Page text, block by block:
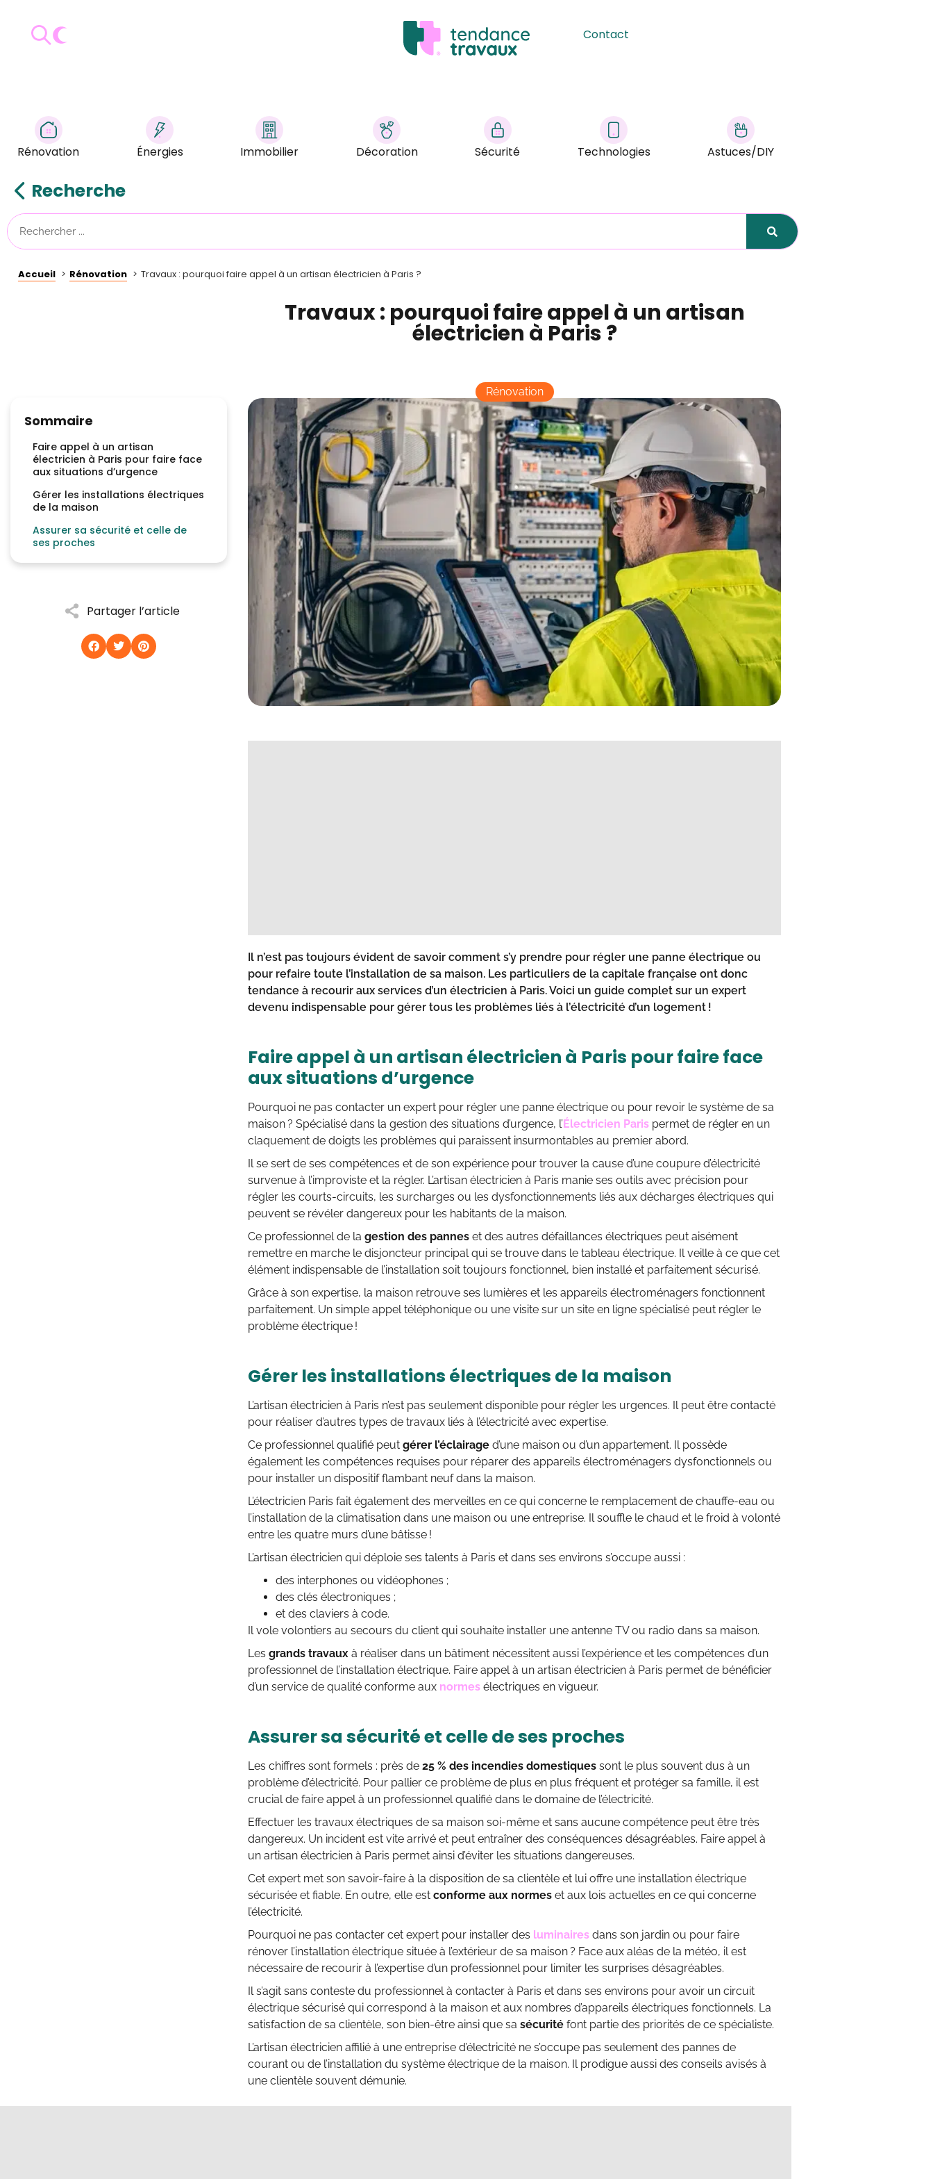
Contact
Rénovation Énergies Immobilier Décoration Sécurité Technologies Astuces/DIY
Recherche
Accueil Rénovation Travaux : pourquoi faire appel à un artisan électricien à Paris ?
Sommaire
Faire appel à un artisan
électricien à Paris pour faire face
aux situations d’urgence
Gérer les installations électriques
de la maison
Assurer sa sécurité et celle de
ses proches
Partager l’article
Travaux : pourquoi faire appel à un artisan
électricien à Paris ?
Rénovation
Il n’est pas toujours évident de savoir comment s’y prendre pour régler une panne électrique ou
pour refaire toute l’installation de sa maison. Les particuliers de la capitale française ont donc
tendance à recourir aux services d’un électricien à Paris. Voici un guide complet sur un expert
devenu indispensable pour gérer tous les problèmes liés à l’électricité d’un logement !
Faire appel à un artisan électricien à Paris pour faire face
aux situations d’urgence
Pourquoi ne pas contacter un expert pour régler une panne électrique ou pour revoir le système de sa
maison ? Spécialisé dans la gestion des situations d’urgence, l’Électricien Paris permet de régler en un
claquement de doigts les problèmes qui paraissent insurmontables au premier abord.
Il se sert de ses compétences et de son expérience pour trouver la cause d’une coupure d’électricité
survenue à l’improviste et la régler. L’artisan électricien à Paris manie ses outils avec précision pour
régler les courts-circuits, les surcharges ou les dysfonctionnements liés aux décharges électriques qui
peuvent se révéler dangereux pour les habitants de la maison.
Ce professionnel de la gestion des pannes et des autres défaillances électriques peut aisément
remettre en marche le disjoncteur principal qui se trouve dans le tableau électrique. Il veille à ce que cet
élément indispensable de l’installation soit toujours fonctionnel, bien installé et parfaitement sécurisé.
Grâce à son expertise, la maison retrouve ses lumières et les appareils électroménagers fonctionnent
parfaitement. Un simple appel téléphonique ou une visite sur un site en ligne spécialisé peut régler le
problème électrique !
Gérer les installations électriques de la maison
L’artisan électricien à Paris n’est pas seulement disponible pour régler les urgences. Il peut être contacté
pour réaliser d’autres types de travaux liés à l’électricité avec expertise.
Ce professionnel qualifié peut gérer l’éclairage d’une maison ou d’un appartement. Il possède
également les compétences requises pour réparer des appareils électroménagers dysfonctionnels ou
pour installer un dispositif flambant neuf dans la maison.
L’électricien Paris fait également des merveilles en ce qui concerne le remplacement de chauffe-eau ou
l’installation de la climatisation dans une maison ou une entreprise. Il souffle le chaud et le froid à volonté
entre les quatre murs d’une bâtisse !
L’artisan électricien qui déploie ses talents à Paris et dans ses environs s’occupe aussi :
des interphones ou vidéophones ;
des clés électroniques ;
et des claviers à code.
Il vole volontiers au secours du client qui souhaite installer une antenne TV ou radio dans sa maison.
Les grands travaux à réaliser dans un bâtiment nécessitent aussi l’expérience et les compétences d’un
professionnel de l’installation électrique. Faire appel à un artisan électricien à Paris permet de bénéficier
d’un service de qualité conforme aux normes électriques en vigueur.
Assurer sa sécurité et celle de ses proches
Les chiffres sont formels : près de 25 % des incendies domestiques sont le plus souvent dus à un
problème d’électricité. Pour pallier ce problème de plus en plus fréquent et protéger sa famille, il est
crucial de faire appel à un professionnel qualifié dans le domaine de l’électricité.
Effectuer les travaux électriques de sa maison soi-même et sans aucune compétence peut être très
dangereux. Un incident est vite arrivé et peut entraîner des conséquences désagréables. Faire appel à
un artisan électricien à Paris permet ainsi d’éviter les situations dangereuses.
Cet expert met son savoir-faire à la disposition de sa clientèle et lui offre une installation électrique
sécurisée et fiable. En outre, elle est conforme aux normes et aux lois actuelles en ce qui concerne
l’électricité.
Pourquoi ne pas contacter cet expert pour installer des luminaires dans son jardin ou pour faire
rénover l’installation électrique située à l’extérieur de sa maison ? Face aux aléas de la météo, il est
nécessaire de recourir à l’expertise d’un professionnel pour limiter les surprises désagréables.
Il s’agit sans conteste du professionnel à contacter à Paris et dans ses environs pour avoir un circuit
électrique sécurisé qui correspond à la maison et aux nombres d’appareils électriques fonctionnels. La
satisfaction de sa clientèle, son bien-être ainsi que sa sécurité font partie des priorités de ce spécialiste.
L’artisan électricien affilié à une entreprise d’électricité ne s’occupe pas seulement des pannes de
courant ou de l’installation du système électrique de la maison. Il prodigue aussi des conseils avisés à
une clientèle souvent démunie.